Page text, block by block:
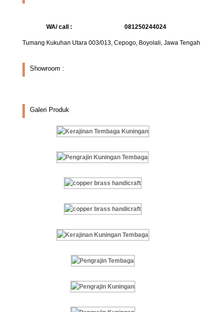
WA/ call : 081250244024
Tumang Kukuhan Utara 003/013, Cepogo, Boyolali, Jawa Tengah
Showroom :
Galeri Produk